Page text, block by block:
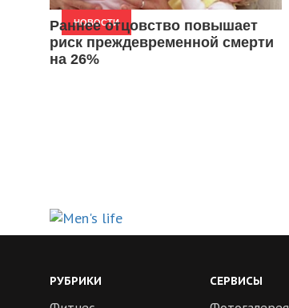
НОВОСТИ
Раннее отцовство повышает
риск преждевременной смерти
на 26%
РУБРИКИ СЕРВИСЫ